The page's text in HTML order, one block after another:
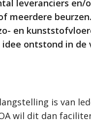
leveranciers
meerdere
en
idee ontstond in de
is van
wil dit dan